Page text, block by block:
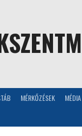
MÉRKŐZÉSEK MÉDIA